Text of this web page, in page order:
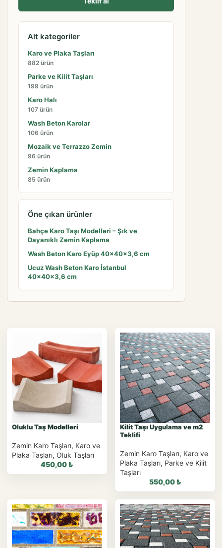
Alt kategoriler
Karo ve Plaka Taşları
882 ürün
Parke ve Kilit Taşları
199 ürün
Karo Halı
107 ürün
Wash Beton Karolar
106 ürün
Mozaik ve Terrazzo Zemin
96 ürün
Zemin Kaplama
85 ürün
Öne çıkan ürünler
Bahçe Karo Taşı Modelleri – Şık ve
Dayanıklı Zemin Kaplama
Wash Beton Karo Eyüp 40x40x3,6 cm
Ucuz Wash Beton Karo İstanbul
40x40x3,6 cm
Oluklu Taş Modelleri
Zemin Karo Taşları, Karo ve
Plaka Taşları, Oluk Taşları
450,00₺
WhatsApp ile
Sipariş
Kilit Taşı Uygulama ve m2
Teklifi
Zemin Karo Taşları, Karo ve
Plaka Taşları, Parke ve Kilit
Taşları
550,00₺
WhatsApp ile Sipariş